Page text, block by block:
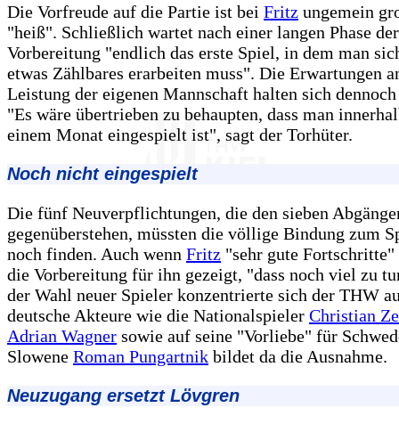
Die Vorfreude auf die Partie ist bei Fritz ungemein
"heiß". Schließlich wartet nach einer langen Phase der
Vorbereitung "endlich das erste Spiel, in dem man
etwas Zählbares erarbeiten muss". Die Erwartungen
Leistung der eigenen Mannschaft halten sich
"Es wäre übertrieben zu behaupten, dass man
einem Monat eingespielt ist", sagt der Torhüter.
Noch nicht eingespielt
Die fünf Neuverpflichtungen, die den sieben
gegenüberstehen, müssten die völlige Bindung zum
noch finden. Auch wenn Fritz "sehr gute Fortschritte"
die Vorbereitung für ihn gezeigt, "dass noch viel zu
der Wahl neuer Spieler konzentrierte sich der THW
deutsche Akteure wie die Nationalspieler Christian
Adrian Wagner sowie auf seine "Vorliebe" für
Slowene Roman Pungartnik bildet da die Ausnahme.
Neuzugang ersetzt Lövgren